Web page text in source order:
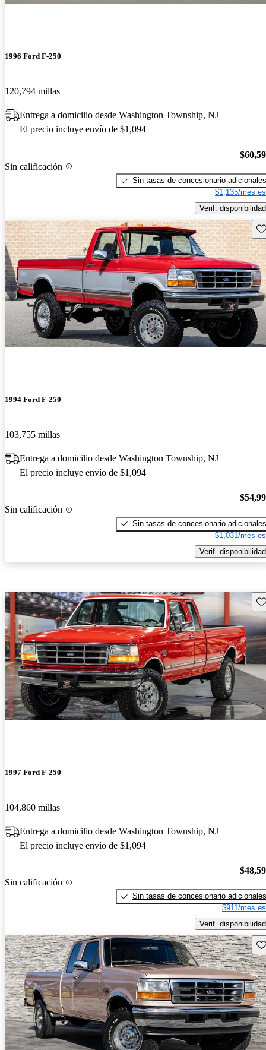
1996 Ford F-250
120,794 millas
Entrega a domicilio desde Washington Township, NJ
El precio incluye envío de $1,094
Sin calificación
Sin tasas de concesionario adicionales
$1,135/mes
Verif. disponibilidad
1994 Ford F-250
103,755 millas
Entrega a domicilio desde Washington Township, NJ
El precio incluye envío de $1,094
Sin calificación
Sin tasas de concesionario adicionales
$1,031/mes
Verif. disponibilidad
1997 Ford F-250
104,860 millas
Entrega a domicilio desde Washington Township, NJ
El precio incluye envío de $1,094
Sin calificación
Sin tasas de concesionario adicionales
$911/mes
Verif. disponibilidad